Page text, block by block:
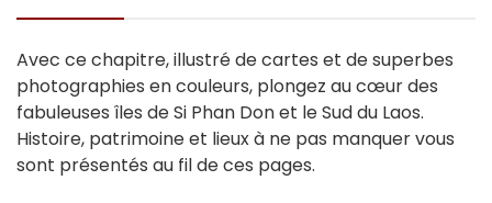
Avec ce chapitre, illustré de cartes et de superbes
photographies en couleurs, plongez au cœur des
fabuleuses îles de Si Phan Don et le Sud du Laos.
Histoire, patrimoine et lieux à ne pas manquer vous
sont présentés au fil de ces pages.